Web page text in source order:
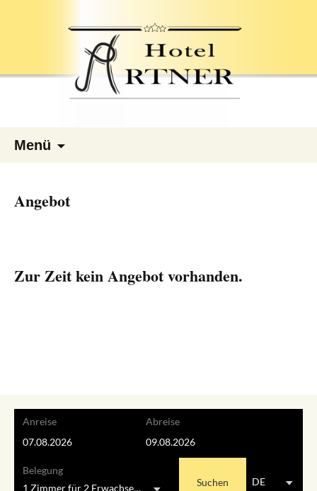
Menü
Angebot
Zur Zeit kein Angebot vorhanden.
Anreise Abreise
Belegung
1 Zimmerfür 2 Erwachsene
Suchen DE